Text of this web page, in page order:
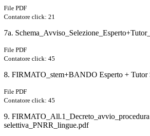
File PDF
Contatore click: 21
7a.
File PDF
Contatore click: 45
8. FIRMATO_stem+BANDO Esperto + Tutor
File PDF
Contatore click: 45
9. FIRMATO_All.1_Decreto_avvio_procedura
selettiva_PNRR_lingue.pdf